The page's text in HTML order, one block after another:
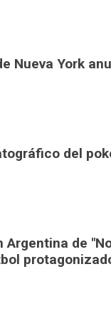
Nueva York
del
Argentina de